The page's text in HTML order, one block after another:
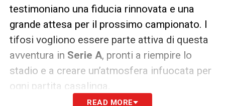
testimoniano una fiducia rinnovata e una
grande attesa per il prossimo campionato. I
tifosi vogliono essere parte attiva di questa
avventura in Serie A, pronti a riempire lo
stadio e a creare un’atmosfera infuocata per
ogni partita casalinga.
READ MORE